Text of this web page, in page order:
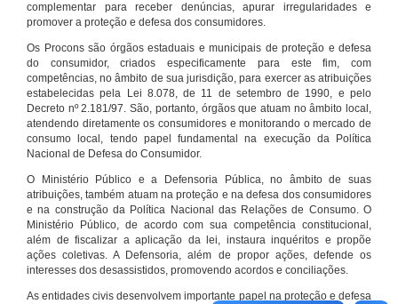
complementar para receber denúncias, apurar irregularidades e
promover a proteção e defesa dos consumidores.
Os Procons são órgãos estaduais e municipais de proteção e defesa
do consumidor, criados especificamente para este fim, com
competências, no âmbito de sua jurisdição, para exercer as atribuições
estabelecidas pela Lei 8.078, de 11 de setembro de 1990, e pelo
Decreto nº 2.181/97. São, portanto, órgãos que atuam no âmbito local,
atendendo diretamente os consumidores e monitorando o mercado de
consumo local, tendo papel fundamental na execução da Política
Nacional de Defesa do Consumidor.
O Ministério Público e a Defensoria Pública, no âmbito de suas
atribuições, também atuam na proteção e na defesa dos consumidores
e na construção da Política Nacional das Relações de Consumo. O
Ministério Público, de acordo com sua competência constitucional,
além de fiscalizar a aplicação da lei, instaura inquéritos e propõe
ações coletivas. A Defensoria, além de propor ações, defende os
interesses dos desassistidos, promovendo acordos e conciliações.
As entidades civis desenvolvem importante papel na proteção e defesa